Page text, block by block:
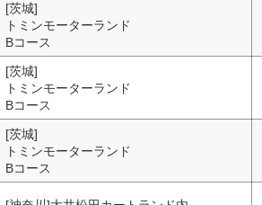
[茨城]
トミンモーターランド
Bコース
[茨城]
トミンモーターランド
Bコース
[茨城]
トミンモーターランド
Bコース